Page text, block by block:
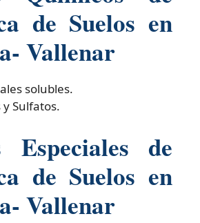
de Suelos en
Vallenar
solubles.
Sulfatos.
Especiales de
de Suelos en
Vallenar